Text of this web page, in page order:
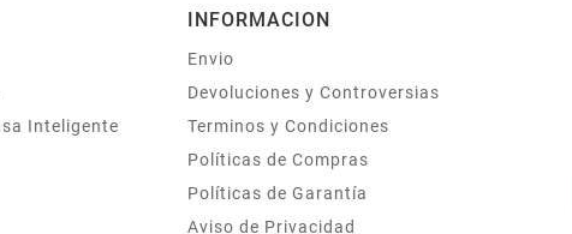
Inteligente
INFORMACION
Envio
Devoluciones y Controversias
Terminos y Condiciones
Políticas de Compras
Políticas de Garantía
Aviso de Privacidad